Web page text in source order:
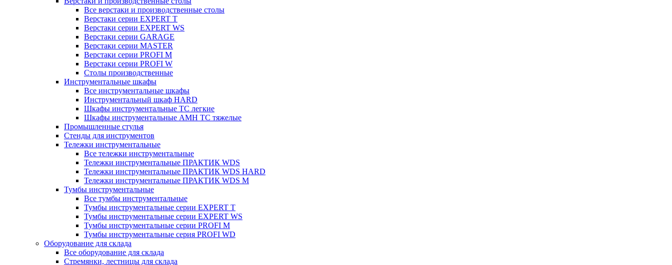
Все верстаки и производственные столы
Верстаки серии EXPERT T
Верстаки серии EXPERT WS
Верстаки серии GARAGE
Верстаки серии MASTER
Верстаки серии PROFI M
Верстаки серии PROFI W
Столы производственные
Инструментальные шкафы
Все инструментальные шкафы
Инструментальный шкаф HARD
Шкафы инструментальные ТС легкие
Шкафы инструментальные AMH TC тяжелые
Промышленные стулья
Стенды для инструментов
Тележки инструментальные
Все тележки инструментальные
Тележки инструментальные ПРАКТИК WDS
Тележки инструментальные ПРАКТИК WDS HARD
Тележки инструментальные ПРАКТИК WDS M
Тумбы инструментальные
Все тумбы инструментальные
Тумбы инструментальные серии EXPERT T
Тумбы инструментальные серии EXPERT WS
Тумбы инструментальные серии PROFI M
Тумбы инструментальные серия PROFI WD
Оборудование для склада
Все оборудование для склада
Стремянки, лестницы для склада